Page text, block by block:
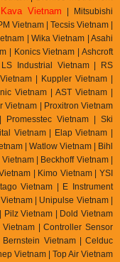
Kava Vietnam | Mitsubishi
Vietnam | Tecsis Vietnam |
| Wika Vietnam | Asahi
| Konics Vietnam | Ashcroft
Industrial Vietnam | RS
| Kuppler Vietnam |
Vietnam | AST Vietnam |
Vietnam | Proxitron Vietnam
Promesstec Vietnam | Ski
Vietnam | Elap Vietnam |
| Watlow Vietnam | Bihl
| Beckhoff Vietnam |
| Kimo Vietnam | YSI
Vietnam | E Instrument
| Unipulse Vietnam |
Pilz Vietnam | Dold Vietnam
| Controller Sensor
Vietnam | Celduc
Vietnam | Top Air Vietnam